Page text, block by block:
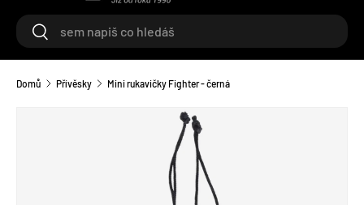
HledatHledat
Domů Přívěsky Mini rukavičky Fighter - černá
TRANSLATION MISSING: